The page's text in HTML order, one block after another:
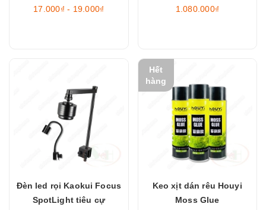
17.000₫ - 19.000₫
1.080.000₫
Đèn led rọi Kaokui Focus
SpotLight tiêu cự
Hết
hàng
Keo xịt dán rêu Houyi
Moss Glue